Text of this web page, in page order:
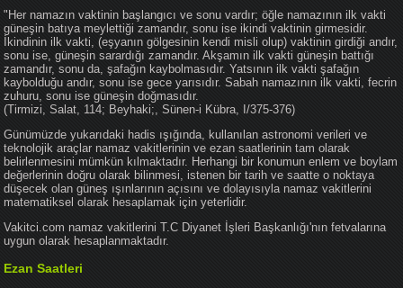
"Her namazın vaktinin başlangıcı ve sonu vardır; öğle namazının ilk vakti
güneşin batıya meylettiği zamandır, sonu ise ikindi vaktinin girmesidir.
İkindinin ilk vakti, (eşyanın gölgesinin kendi misli olup) vaktinin girdiği andır,
sonu ise, güneşin sarardığı zamandır. Akşamın ilk vakti güneşin battığı
zamandır, sonu da, şafağın kaybolmasıdır. Yatsının ilk vakti şafağın
kaybolduğu andır, sonu ise gece yarısıdır. Sabah namazının ilk vakti, fecrin
zuhuru, sonu ise güneşin doğmasıdır.
(Tirmizi, Salat, 114; Beyhaki;, Sünen-i Kübra, I/375-376)
Günümüzde yukarıdaki hadis ışığında, kullanılan astronomi verileri ve
teknolojik araçlar namaz vakitlerinin ve ezan saatlerinin tam olarak
belirlenmesini mümkün kılmaktadır. Herhangi bir konumun enlem ve boylam
değerlerinin doğru olarak bilinmesi, istenen bir tarih ve saatte o noktaya
düşecek olan güneş ışınlarının açısını ve dolayısıyla namaz vakitlerini
matematiksel olarak hesaplamak için yeterlidir.
Vakitci.com namaz vakitlerini T.C Diyanet İşleri Başkanlığı'nın fetvalarına
uygun olarak hesaplanmaktadır.
Ezan Saatleri